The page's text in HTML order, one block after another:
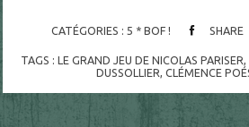
CATÉGORIES : 5 * BOF ! SHARE
TAGS : LE GRAND JEU DE NICOLAS PARISER
DUSSOLLIER ,CLÉMENCE